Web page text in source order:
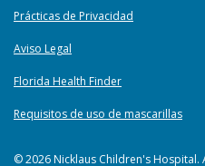
Prácticas de Privacidad
Aviso Legal
Florida Health Finder
Requisitos de uso de mascarillas
© 2026 Nicklaus Children's Hospital.